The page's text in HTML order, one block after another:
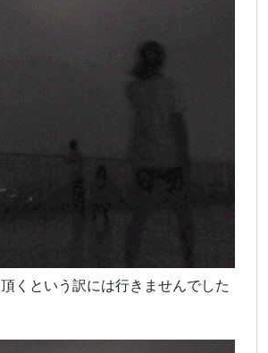
くという訳には行きませんでした